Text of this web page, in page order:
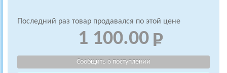
Последний раз товар продавался по этой цене
1 100.00